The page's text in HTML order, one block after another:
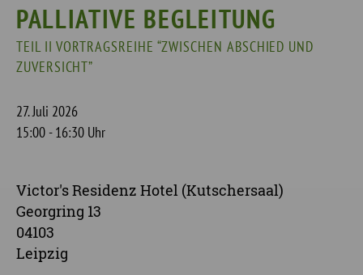
PALLIATIVE BEGLEITUNG
TEIL II VORTRAGSREIHE “ZWISCHEN ABSCHIED UND
ZUVERSICHT”
27. Juli 2026
15:00 - 16:30 Uhr
Victor's Residenz Hotel (Kutschersaal)
Georgring 13
04103
Leipzig